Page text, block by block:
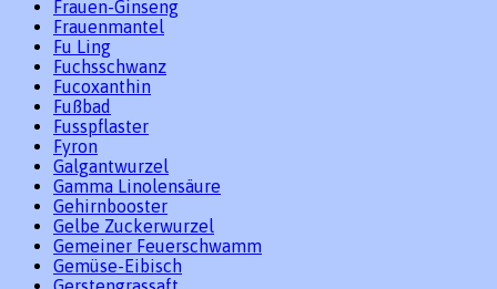
Frauen-Ginseng
Frauenmantel
Fu Ling
Fuchsschwanz
Fucoxanthin
Fußbad
Fusspflaster
Fyron
Galgantwurzel
Gamma Linolensäure
Gehirnbooster
Gelbe Zuckerwurzel
Gemeiner Feuerschwamm
Gemüse-Eibisch